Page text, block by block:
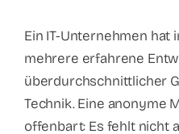
Ein IT-Unternehmen hat
mehrere erfahrene
überdurchschnittlicher
Technik. Eine anonyme
offenbart: Es fehlt nicht